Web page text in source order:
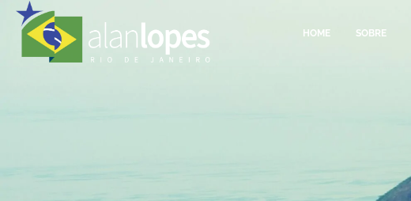
HOME SOBRE